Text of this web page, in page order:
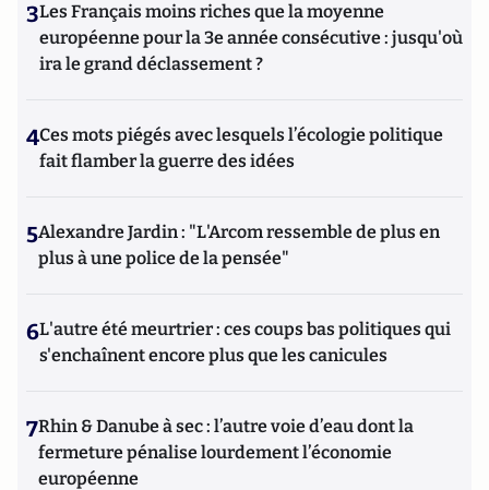
3Les Français moins riches que la moyenne
européenne pour la 3e année consécutive : jusqu'où
ira le grand déclassement ?
4Ces mots piégés avec lesquels l’écologie politique
fait flamber la guerre des idées
5Alexandre Jardin : "L'Arcom ressemble de plus en
plus à une police de la pensée"
6L'autre été meurtrier : ces coups bas politiques qui
s'enchaînent encore plus que les canicules
7Rhin & Danube à sec : l’autre voie d’eau dont la
fermeture pénalise lourdement l’économie
européenne